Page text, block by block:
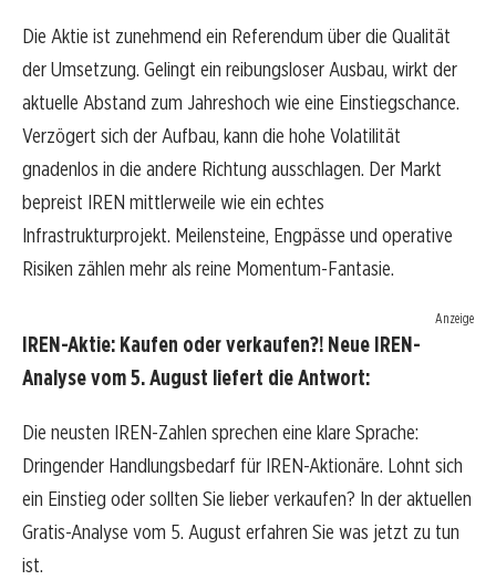
Die Aktie ist zunehmend ein Referendum über die Qualität
der Umsetzung. Gelingt ein reibungsloser Ausbau, wirkt der
aktuelle Abstand zum Jahreshoch wie eine Einstiegschance.
Verzögert sich der Aufbau, kann die hohe Volatilität
gnadenlos in die andere Richtung ausschlagen. Der Markt
bepreist IREN mittlerweile wie ein echtes
Infrastrukturprojekt. Meilensteine, Engpässe und operative
Risiken zählen mehr als reine Momentum-Fantasie.
Anzeige
IREN-Aktie: Kaufen oder verkaufen?! Neue IREN-
Analyse vom 5. August liefert die Antwort:
Die neusten IREN-Zahlen sprechen eine klare Sprache:
Dringender Handlungsbedarf für IREN-Aktionäre. Lohnt sich
ein Einstieg oder sollten Sie lieber verkaufen? In der aktuellen
Gratis-Analyse vom 5. August erfahren Sie was jetzt zu tun
ist.